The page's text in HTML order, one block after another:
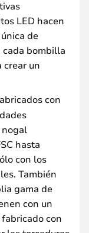
LED hacen
de
cada bombilla
crear un
con
hasta
con los
También
gama de
con un
con